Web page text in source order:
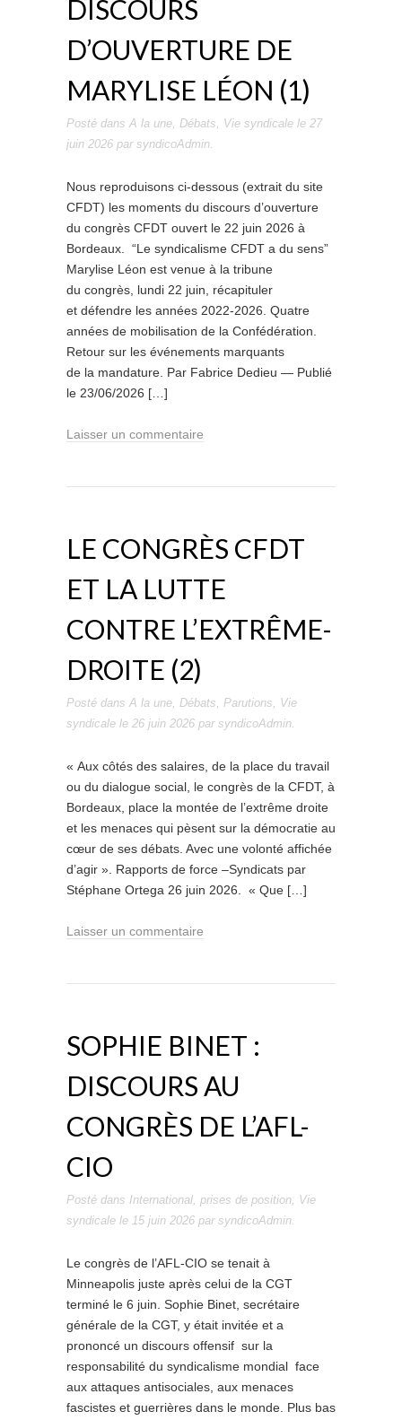
DISCOURS
D’OUVERTURE DE
MARYLISE LÉON (1)
Posté dans A la une, Débats, Vie syndicale le 27
juin 2026 par syndicoAdmin.
Nous reproduisons ci-dessous (extrait du site
CFDT) les moments du discours d’ouverture
du congrès CFDT ouvert le 22 juin 2026 à
Bordeaux. “Le syndicalisme CFDT a du sens”
Marylise Léon est venue à la tribune
du congrès, lundi 22 juin, récapituler
et défendre les années 2022-2026. Quatre
années de mobilisation de la Confédération.
Retour sur les événements marquants
de la mandature. Par Fabrice Dedieu — Publié
le 23/06/2026 […]
Laisser un commentaire
LE CONGRÈS CFDT
ET LA LUTTE
CONTRE L’EXTRÊME-
DROITE (2)
Posté dans A la une, Débats, Parutions, Vie
syndicale le 26 juin 2026 par syndicoAdmin.
« Aux côtés des salaires, de la place du travail
ou du dialogue social, le congrès de la CFDT, à
Bordeaux, place la montée de l’extrême droite
et les menaces qui pèsent sur la démocratie au
cœur de ses débats. Avec une volonté affichée
d’agir ». Rapports de force –Syndicats par
Stéphane Ortega 26 juin 2026. « Que […]
Laisser un commentaire
SOPHIE BINET :
DISCOURS AU
CONGRÈS DE L’AFL-
CIO
Posté dans International, prises de position, Vie
syndicale le 15 juin 2026 par syndicoAdmin.
Le congrès de l’AFL-CIO se tenait à
Minneapolis juste après celui de la CGT
terminé le 6 juin. Sophie Binet, secrétaire
générale de la CGT, y était invitée et a
prononcé un discours offensif sur la
responsabilité du syndicalisme mondial face
aux attaques antisociales, aux menaces
fascistes et guerrières dans le monde. Plus bas